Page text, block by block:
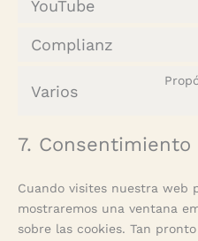
YouTube
Complianz
Varios
7. Consentimiento
Cuando visites nuestra web
mostraremos una ventana
sobre las cookies. Tan